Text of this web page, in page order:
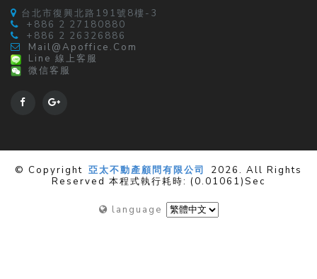
台北市復興北路191號8樓-3
+886 2 27180880
+886 2 26326886
Mail@apoffice.com
Line 線上客服
微信客服
© Copyright 亞太不動產顧問有限公司
2026. All Rights
Reserved 本程式執行耗時: (0.01061)sec
language